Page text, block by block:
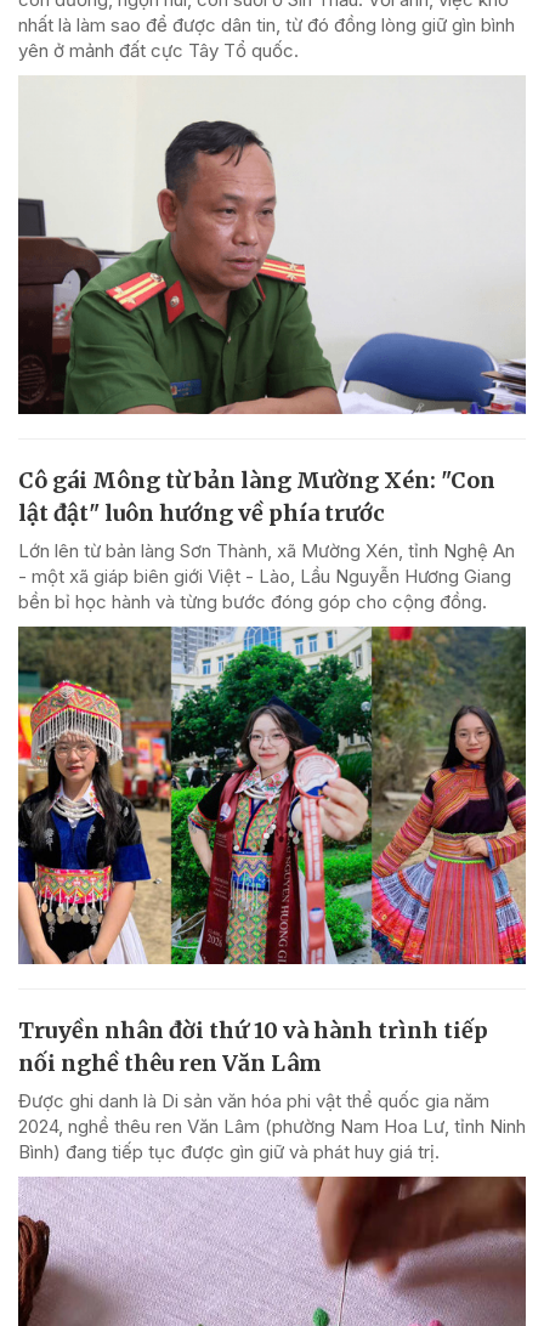
nhất là làm sao để được dân tin, từ đó đồng lòng giữ gìn bình
yên ở mảnh đất cực Tây Tổ quốc.
Cô gái Mông từ bản làng Mường Xén: "Con
lật đật" luôn hướng về phía trước
Lớn lên từ bản làng Sơn Thành, xã Mường Xén, tỉnh Nghệ An
- một xã giáp biên giới Việt - Lào, Lầu Nguyễn Hương Giang
bền bỉ học hành và từng bước đóng góp cho cộng đồng.
Truyền nhân đời thứ 10 và hành trình tiếp
nối nghề thêu ren Văn Lâm
Được ghi danh là Di sản văn hóa phi vật thể quốc gia năm
2024, nghề thêu ren Văn Lâm (phường Nam Hoa Lư, tỉnh Ninh
Bình) đang tiếp tục được gìn giữ và phát huy giá trị.